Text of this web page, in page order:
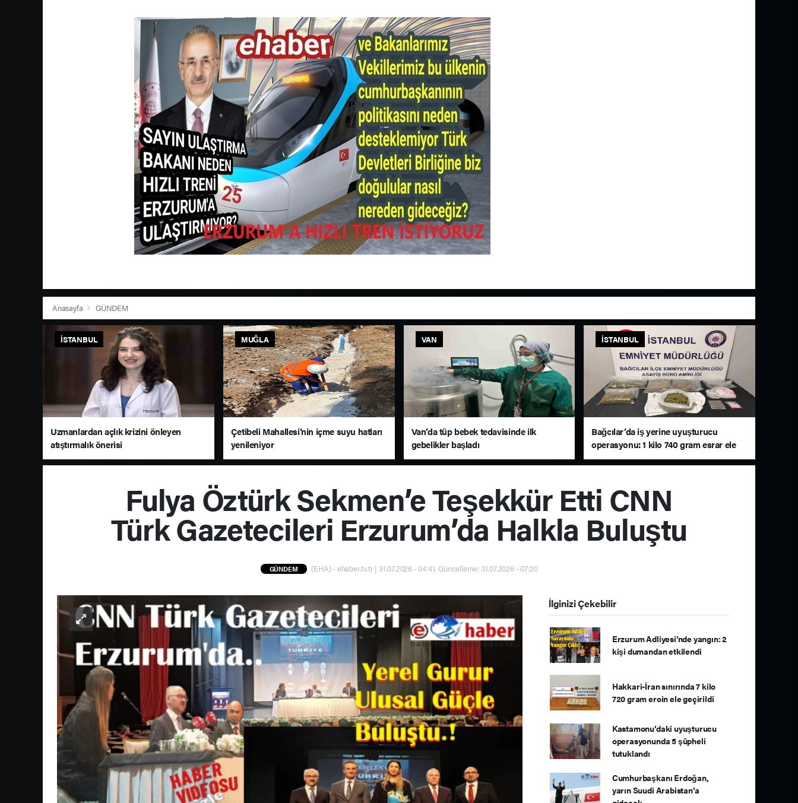
Anasayfa GÜNDEM
İSTANBUL
Uzmanlardan açlık krizini önleyen
atıştırmalık önerisi
MUĞLA
Çetibeli Mahallesi’nin içme suyu hatları
yenileniyor
VAN
Van’da tüp bebek tedavisinde ilk
gebelikler başladı
İSTANBUL
Bağcılar’da iş yerine uyuşturucu
operasyonu: 1 kilo 740 gram esrar ele
geçirildi
Fulya Öztürk Sekmen’e Teşekkür Etti CNN
Türk Gazetecileri Erzurum’da Halkla Buluştu
GÜNDEM (EHA) - ehaber.tv.tr | 31.07.2026 - 04:41, Güncelleme: 31.07.2026 - 07:20
İlginizi Çekebilir
Erzurum Adliyesi’nde yangın: 2
kişi dumandan etkilendi
Hakkari-İran sınırında 7 kilo
720 gram eroin ele geçirildi
Kastamonu’daki uyuşturucu
operasyonunda 5 şüpheli
tutuklandı
Cumhurbaşkanı Erdoğan,
yarın Suudi Arabistan’a